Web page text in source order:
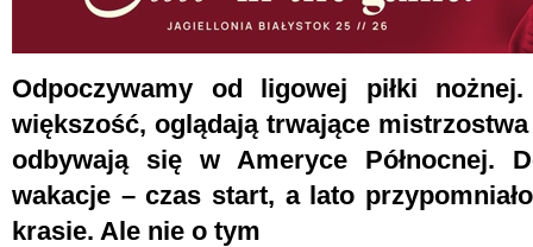
Odpoczywamy od ligowej piłki
większość, oglądają trwające
odbywają się w Ameryce Północnej.
wakacje – czas start, a lato
krasie. Ale nie o tym